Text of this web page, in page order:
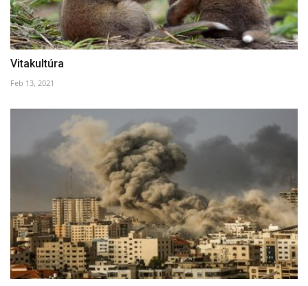
Vitakultúra
Feb 13, 2021